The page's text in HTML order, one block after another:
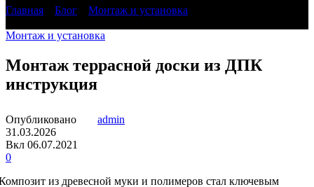
Главная Блог Монтаж и установка
Монтаж и установка
Монтаж террасной доски из ДПК
инструкция
Опубликовано
admin
31.03.2026
Вкл 06.07.2021
0
из древесной муки и полимеров стал ключевым